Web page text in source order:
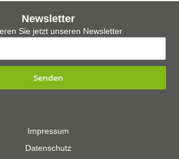
Impressum
Datenschutz
Newsletter
Sie jetzt unseren Newsletter
Senden